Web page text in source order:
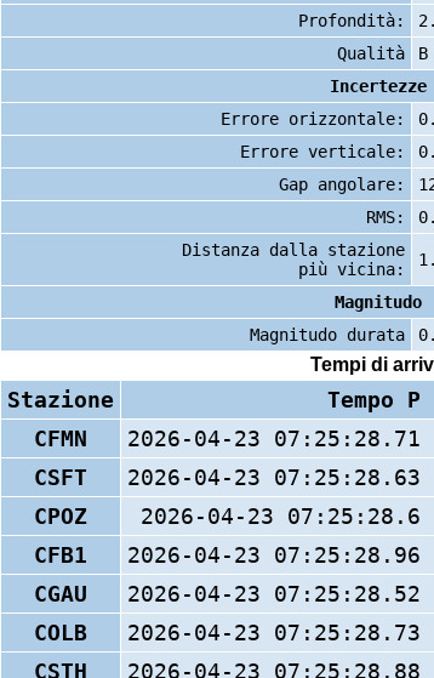
Profondità:
Qualità
B
Incertezze
Errore orizzontale:
Errore verticale:
Gap angolare:
RMS:
Distanza dalla stazione
più vicina:
Magnitudo
Magnitudo durata
Tempi di
Stazione Tempo P
CFMN
2026-04-23
CSFT
2026-04-23
CPOZ
2026-04-23
CFB1
2026-04-23
CGAU
2026-04-23
COLB
2026-04-23
CSTH
2026-04-23